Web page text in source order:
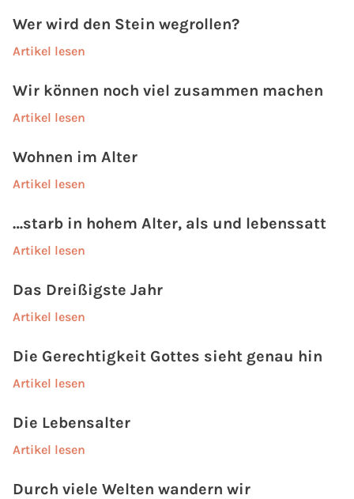
Wer wird den Stein wegrollen?
Artikel lesen
Wir können noch viel zusammen machen
Artikel lesen
Wohnen im Alter
Artikel lesen
…starb in hohem Alter, als und lebenssatt
Artikel lesen
Das Dreißigste Jahr
Artikel lesen
Die Gerechtigkeit Gottes sieht genau hin
Artikel lesen
Die Lebensalter
Artikel lesen
Durch viele Welten wandern wir